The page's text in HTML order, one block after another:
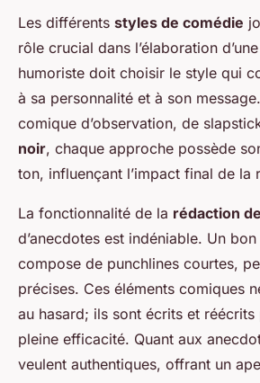
Les différents styles de comédie
rôle crucial dans l’élaboration
humoriste doit choisir le style qui
à sa personnalité et à son message.
comique d’observation, de
noir, chaque approche possède
ton, influençant l’impact final de la
La fonctionnalité de la rédaction
d’anecdotes est indéniable. Un
compose de punchlines courtes,
précises. Ces éléments comiques
au hasard; ils sont écrits et
pleine efficacité. Quant aux
veulent authentiques, offrant un